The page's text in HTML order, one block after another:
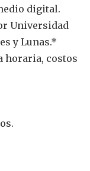
digital.
Universidad
y Lunas.*
horaria, costos